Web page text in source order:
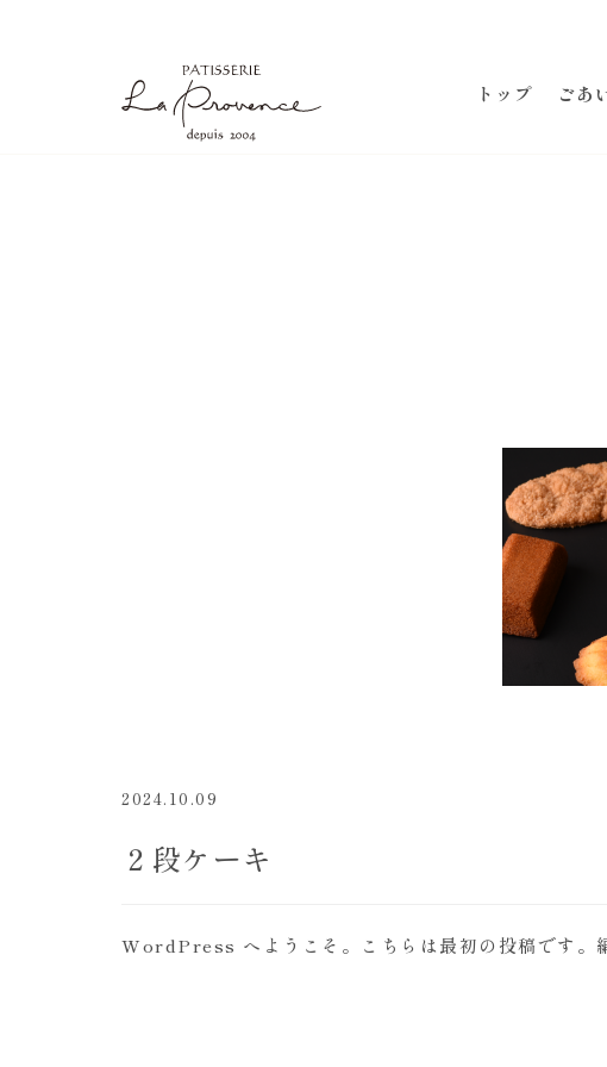
トップ ごあ
2024.10.09
２段ケーキ
WordPress へようこそ。こちらは最初の投稿です。